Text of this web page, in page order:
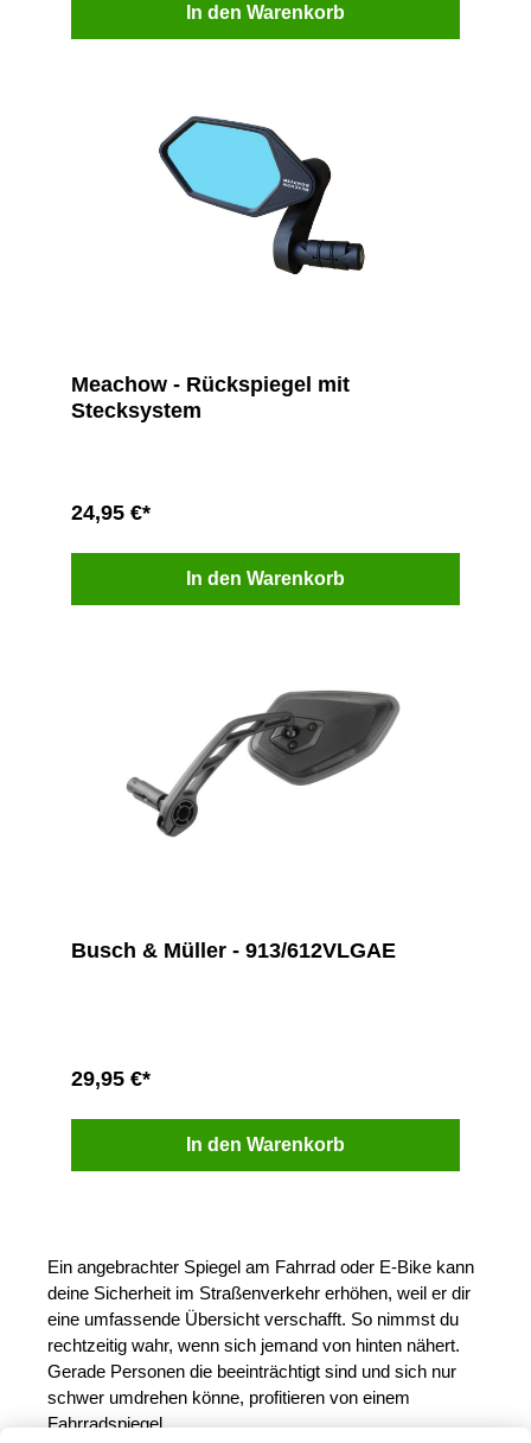
In den Warenkorb
Meachow - Rückspiegel mit
Stecksystem
24,95 €*
In den Warenkorb
Busch & Müller - 913/612VLGAE
29,95 €*
In den Warenkorb
Ein angebrachter Spiegel am Fahrrad oder E-Bike kann
deine Sicherheit im Straßenverkehr erhöhen, weil er dir
eine umfassende Übersicht verschafft. So nimmst du
rechtzeitig wahr, wenn sich jemand von hinten nähert.
Gerade Personen die beeinträchtigt sind und sich nur
schwer umdrehen könne, profitieren von einem
Fahrradspiegel.